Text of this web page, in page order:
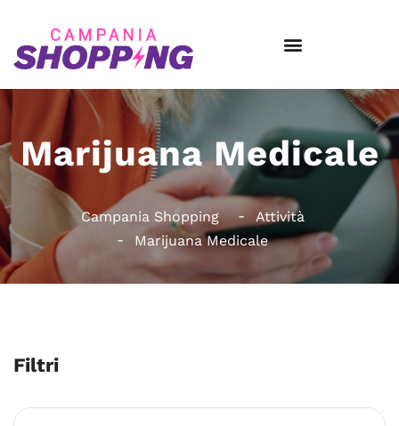
Marijuana Medicale
Campania Shopping
Attività
Marijuana Medicale
Filtri